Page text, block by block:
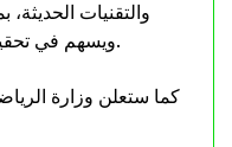
والتقنيات الحديثة،
ويسهم في تحقيق الأهداف الوطنية لترقية الرياضة.
كما ستعلن وزارة